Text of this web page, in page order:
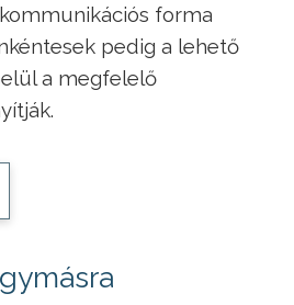
forma
pedig a lehető
a megfelelő